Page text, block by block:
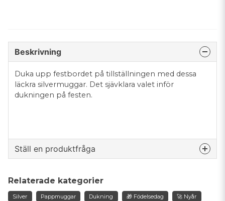
Beskrivning
Duka upp festbordet på tillställningen med dessa
läckra silvermuggar. Det sjävklara valet inför
dukningen på festen.
Ställ en produktfråga
Fråga oss något om denna produkten...
Relaterade kategorier
Silver Pappmuggar Dukning 🎁 Födelsedag 🚀 Nyår